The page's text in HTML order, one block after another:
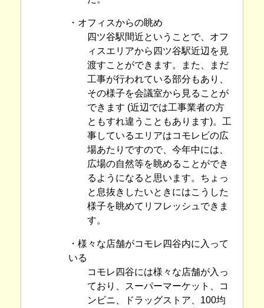
・オフィスからの眺め
四ツ谷駅間近ということで、オフ
ィスエリアから四ツ谷駅近辺を見
渡すことができます。また、まだ
工事が行われている部分もあり、
その様子を会議室から見ることが
できます (近辺では工事業者の方
ともすれ違うこともあります)。工
事しているエリアはコモレビの広
場あたりですので、今年中には、
広場の自然等を眺めることができ
るようになると思います。ちょっ
と息抜きしたいときにはこうした
様子を眺めてリフレッシュできま
す。
・様々な店舗がコモレ四谷内に入って
いる
コモレ四谷には様々な店舗が入っ
ており、スーパーマーケット、コ
ンビニ、ドラッグストア、100均